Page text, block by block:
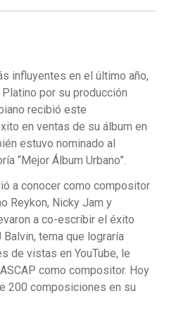
influyentes en el último año,
por su producción
recibió este
en ventas de su álbum en
estuvo nominado al
“Mejor Álbum Urbano”.
a conocer como compositor
Reykon, Nicky Jam y
a co-escribir el éxito
Balvin, tema que lograría
de vistas en YouTube, le
como compositor. Hoy
200 composiciones en su